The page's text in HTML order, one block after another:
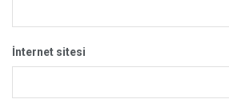
İnternet sitesi